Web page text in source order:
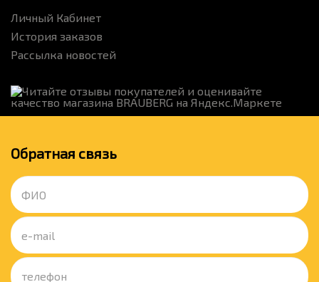
Личный Кабинет
История заказов
Рассылка новостей
Обратная связь